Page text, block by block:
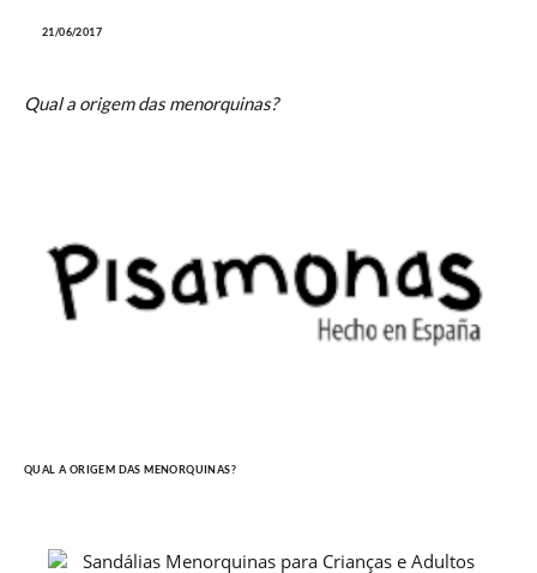
21/06/2017
Qual a origem das menorquinas?
QUAL A ORIGEM DAS MENORQUINAS?